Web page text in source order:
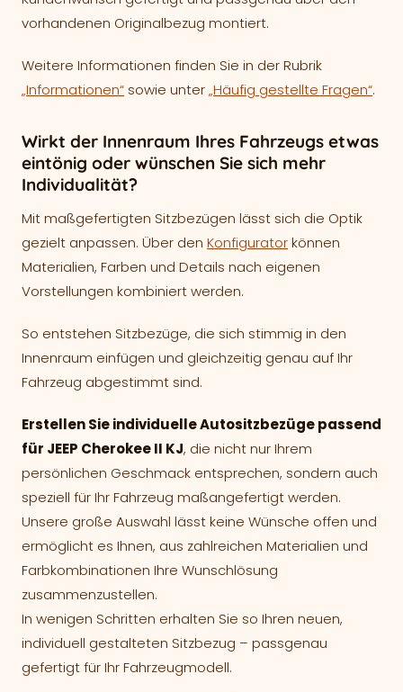
vorhandenen Originalbezug montiert.
Weitere Informationen finden Sie in der Rubrik
„Informationen“ sowie unter„Häufig gestellte Fragen“.
Wirkt der Innenraum Ihres Fahrzeugs etwas
eintönig oder wünschen Sie sich mehr
Individualität?
Mit maßgefertigten Sitzbezügen lässt sich die Optik
gezielt anpassen. Über den Konfiguratorkönnen
Materialien, Farben und Details nach eigenen
Vorstellungen kombiniert werden.
So entstehen Sitzbezüge, die sich stimmig in den
Innenraum einfügen und gleichzeitig genau auf Ihr
Fahrzeug abgestimmt sind.
Erstellen Sie individuelle Autositzbezüge passend
für JEEP Cherokee II KJ, die nicht nur Ihrem
persönlichen Geschmack entsprechen, sondern auch
speziell für Ihr Fahrzeug maßangefertigt werden.
Unsere große Auswahl lässt keine Wünsche offen und
ermöglicht es Ihnen, aus zahlreichen Materialien und
Farbkombinationen Ihre Wunschlösung
zusammenzustellen.
In wenigen Schritten erhalten Sie so Ihren neuen,
individuell gestalteten Sitzbezug – passgenau
gefertigt für Ihr Fahrzeugmodell.